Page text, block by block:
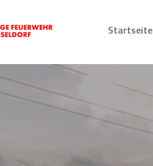
Startseite